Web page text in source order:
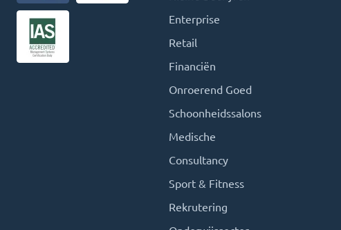
Enterprise
Retail
Financiën
Onroerend Goed
Schoonheidssalons
Medische
Consultancy
Sport & Fitness
Rekrutering